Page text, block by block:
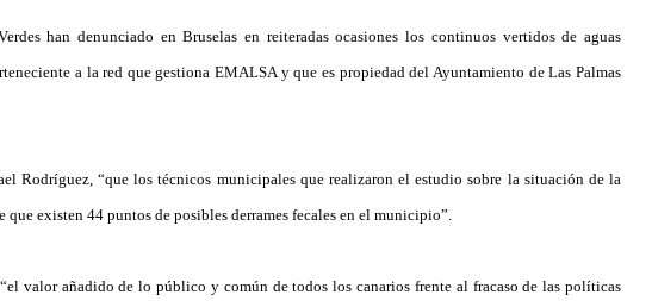
han denunciado en Bruselas en reiteradas ocasiones los continuos vertidos de aguas
a la red que gestiona EMALSA y que es propiedad del Ayuntamiento de Las Palmas
Rodríguez, “que los técnicos municipales que realizaron el estudio sobre la situación de la
existen 44 puntos de posibles derrames fecales en el municipio”.
valor añadido de lo público y común de todos los canarios frente al fracaso de las políticas